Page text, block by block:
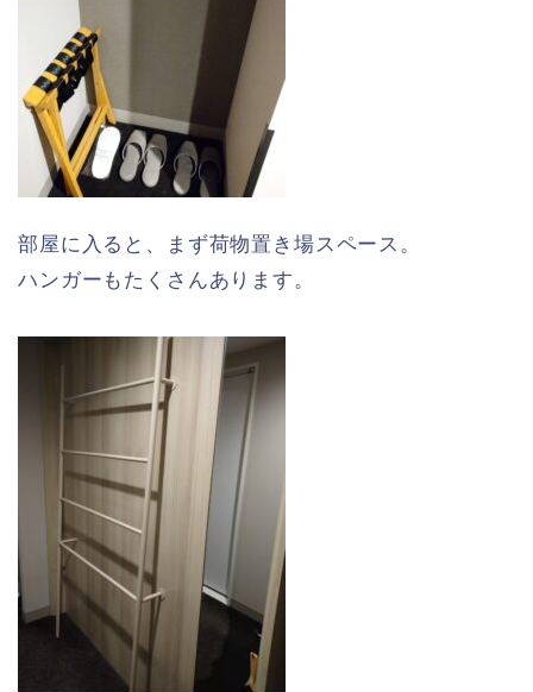
部屋に入ると、まず荷物置き場スペース。
ハンガーもたくさんあります。